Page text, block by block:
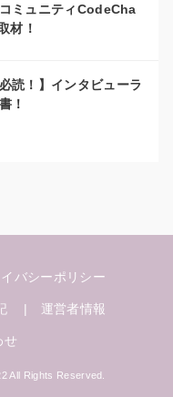
ミュニティCodeCha
材！
読！】インタビューラ
！
バシーポリシー
運営者情報
せ
All Rights Reserved.